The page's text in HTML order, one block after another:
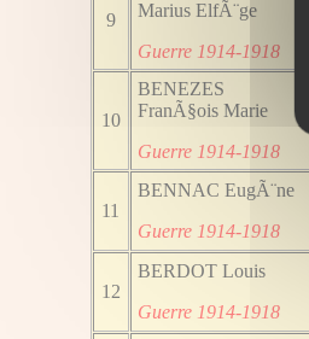
9
Marius ElfÃ¨ge
Guerre 1914-1918
10
BENEZES
FranÃ§ois Marie
Guerre 1914-1918
11
BENNAC EugÃ¨ne
Guerre 1914-1918
12
BERDOT Louis
Guerre 1914-1918